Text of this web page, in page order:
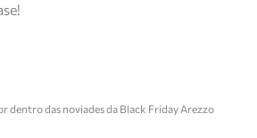
dentro das noviades da Black Friday Arezzo